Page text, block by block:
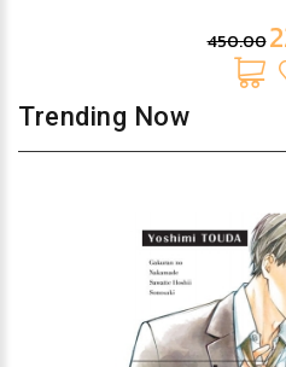
450.00
Trending Now